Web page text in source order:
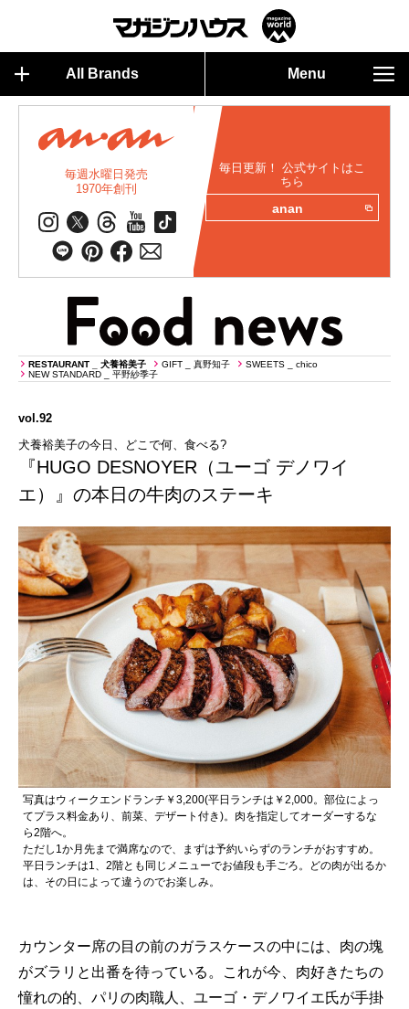
All Brands Menu
毎週水曜日発売
1970年創刊
毎日更新！ 公式サイトはこ
ちら
anan
RESTAURANT _ 犬養裕美子 GIFT _ 真野知子
SWEETS _ chico
NEW STANDARD _ 平野紗季子
vol.92
犬養裕美子の今日、どこで何、食べる?
『HUGO DESNOYER（ユーゴ デノワイ
エ）』の本日の牛肉のステーキ
写真はウィークエンドランチ￥3,200(平日ランチは￥2,000。部位によっ
てプラス料金あり、前菜、デザート付き)。肉を指定してオーダーするな
ら2階へ。
ただし1か月先まで満席なので、まずは予約いらずのランチがおすすめ。
平日ランチは1、2階とも同じメニューでお値段も手ごろ。どの肉が出るか
は、その日によって違うのでお楽しみ。
カウンター席の目の前のガラスケースの中には、肉の塊
がズラリと出番を待っている。これが今、肉好きたちの
憧れの的、パリの肉職人、ユーゴ・デノワイエ氏が手掛